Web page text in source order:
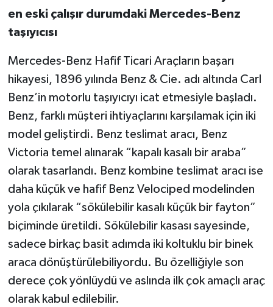
en eski çalışır durumdaki Mercedes-Benz
taşıyıcısı
Mercedes-Benz Hafif Ticari Araçların başarı
hikayesi, 1896 yılında Benz & Cie. adı altında Carl
Benz’in motorlu taşıyıcıyı icat etmesiyle başladı.
Benz, farklı müşteri ihtiyaçlarını karşılamak için iki
model geliştirdi. Benz teslimat aracı, Benz
Victoria temel alınarak “kapalı kasalı bir araba”
olarak tasarlandı. Benz kombine teslimat aracı ise
daha küçük ve hafif Benz Velociped modelinden
yola çıkılarak “sökülebilir kasalı küçük bir fayton”
biçiminde üretildi. Sökülebilir kasası sayesinde,
sadece birkaç basit adımda iki koltuklu bir binek
araca dönüştürülebiliyordu. Bu özelliğiyle son
derece çok yönlüydü ve aslında ilk çok amaçlı araç
olarak kabul edilebilir.